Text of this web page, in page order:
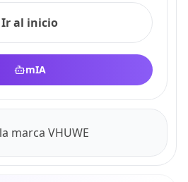
Ir al inicio
mIA
marca VHUWE